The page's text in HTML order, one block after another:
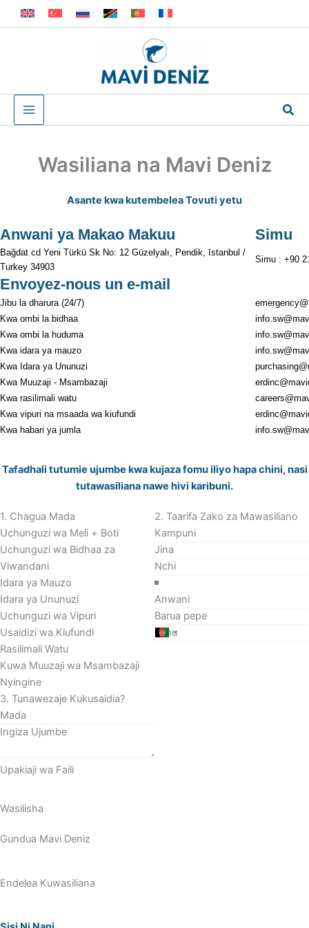
to
Wasiliana na Mavi Deniz
Asante kwa kutembelea Tovuti yetu
Anwani ya Makao Makuu Simu
Bağdat cd Yeni Türkü Sk No: 12 Güzelyalı, Pendik, Istanbul /
Turkey 34903
Simu : +90
Envoyez-nous un e-mail
Jibu la dharura (24/7)
Kwa ombi la bidhaa
Kwa ombi la huduma
Kwa idara ya mauzo
Kwa Idara ya Ununuzi
Kwa Muuzaji - Msambazaji
Kwa rasilimali watu
Kwa vipuri na msaada wa kiufundi
Kwa habari ya jumla
Sehemu
Tafadhali tutumie ujumbe kwa kujaza fomu iliyo hapa chini, nasi
tutawasiliana nawe hivi karibuni.
1. Chagua Mada
Uchunguzi wa Meli + Boti
Uchunguzi wa Bidhaa za
Viwandani
Idara ya Mauzo
Idara ya Ununuzi
Uchunguzi wa Vipuri
Usaidizi wa Kiufundi
Rasilimali Watu
Kuwa Muuzaji wa Msambazaji
Nyingine
2. Taarifa Zako za Mawasiliano
3. Tunawezaje Kukusaidia?
Upakiaji wa Faili
Wasilisha
Gundua Mavi Deniz
Endelea Kuwasiliana